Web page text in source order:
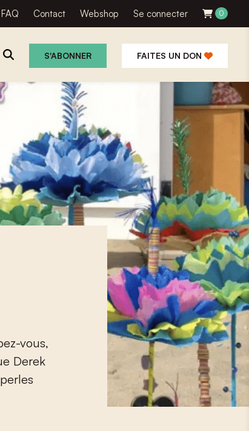
FAQ Contact Webshop Se connecter 0
S'ABONNER FAITES UN DON
vous,
Derek